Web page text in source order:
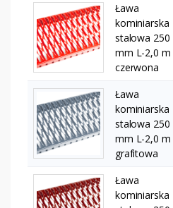
Ława
kominiarska
stalowa 250
mm L-2,0 m
czerwona
Ława
kominiarska
stalowa 250
mm L-2,0 m
grafitowa
Ława
kominiarska